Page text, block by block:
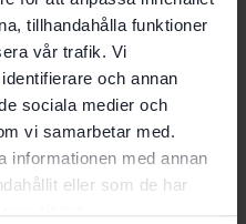
tillhandahålla funktioner
vår trafik. Vi
och annan
sociala medier och
vi samarbetar med.
informationen med annan
eller som de har
36-Plus